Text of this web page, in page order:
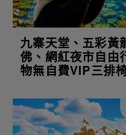
九寨天堂、五彩黃
佛、網紅夜市自由
物無自費VIP三排椅